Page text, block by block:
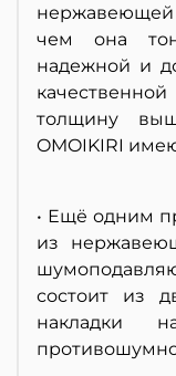
нержавеющей
чем она
надежной и
толщину
OMOIKIRI
• Ещё одним
из
состоит из
накладки